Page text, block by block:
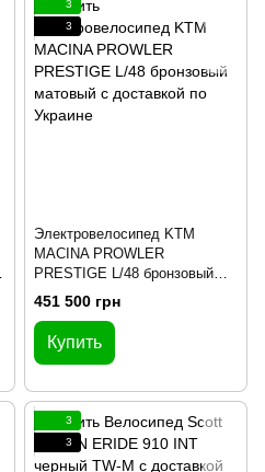
3
3
Электровелосипед KTM
MACINA PROWLER
PRESTIGE L/48 бронзовый
матовый
451 500 грн
Купить
3
3